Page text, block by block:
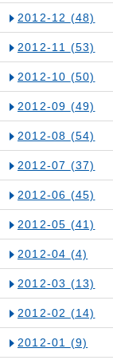
2012-12 (48)
2012-11 (53)
2012-10 (50)
2012-09 (49)
2012-08 (54)
2012-07 (37)
2012-06 (45)
2012-05 (41)
2012-04 (4)
2012-03 (13)
2012-02 (14)
2012-01 (9)